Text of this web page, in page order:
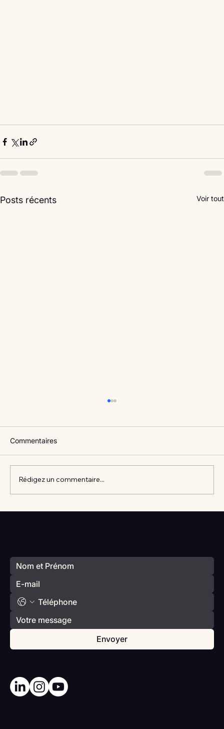
Posts récents Voir tout
Commentaires
Rédigez un commentaire...
Envoyer